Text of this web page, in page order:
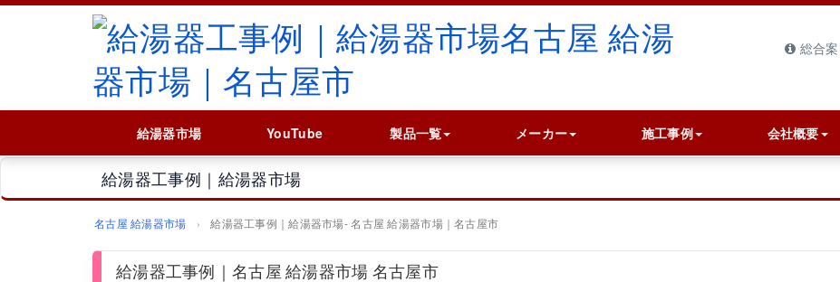
総合
給湯器市場 YouTube 製品一覧 メーカー 施工事例 会社概要
給湯器工事例｜給湯器市場
名古屋 給湯器市場 給湯器工事例｜給湯器市場‐ 名古屋 給湯器市場｜名古屋市
給湯器工事例｜名古屋 給湯器市場 名古屋市